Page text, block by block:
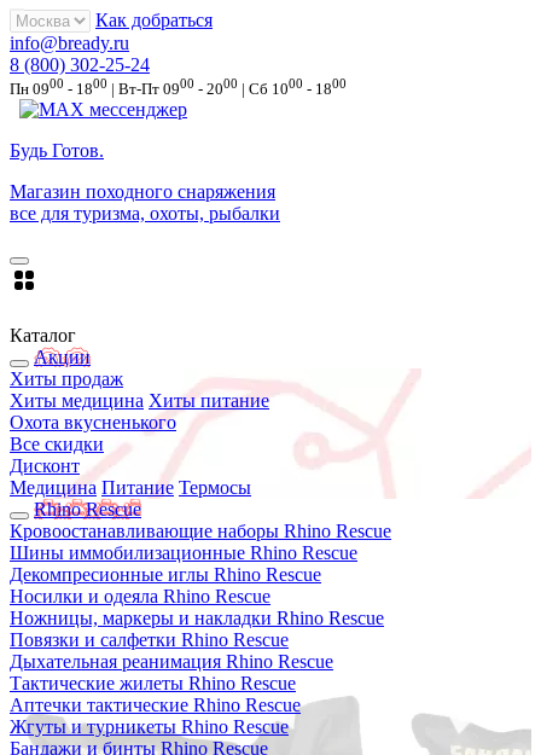
Как добраться
info@bready.ru
8 (800) 302-25-24
Пн 0900 - 1800 | Вт-Пт 0900 - 2000 | Сб 1000 - 1800
Будь Готов.
Магазин походного снаряжения
все для туризма, охоты, рыбалки
Каталог
Акции
Хиты продаж
Хиты медицина Хиты питание
Охота вкусненького
Все скидки
Дисконт
Медицина Питание Термосы
Rhino Rescue
Кровоостанавливающие наборы Rhino Rescue
Шины иммобилизационные Rhino Rescue
Декомпресионные иглы Rhino Rescue
Носилки и одеяла Rhino Rescue
Ножницы, маркеры и накладки Rhino Rescue
Повязки и салфетки Rhino Rescue
Дыхательная реанимация Rhino Rescue
Тактические жилеты Rhino Rescue
Аптечки тактические Rhino Rescue
Жгуты и турникеты Rhino Rescue
Бандажи и бинты Rhino Rescue